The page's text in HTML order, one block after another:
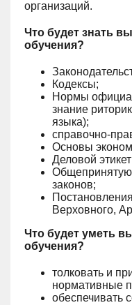
организаций.
Что будет знать
обучения?
Кодексы;
Нормы
знание
языка);
справочно-
Основы
Деловой
Общепринятую
законов;
Верховного,
Что будет уметь
обучения?
толковать и
нормативные
обеспечивать